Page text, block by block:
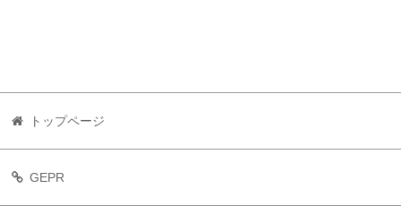
トップページ
GEPR